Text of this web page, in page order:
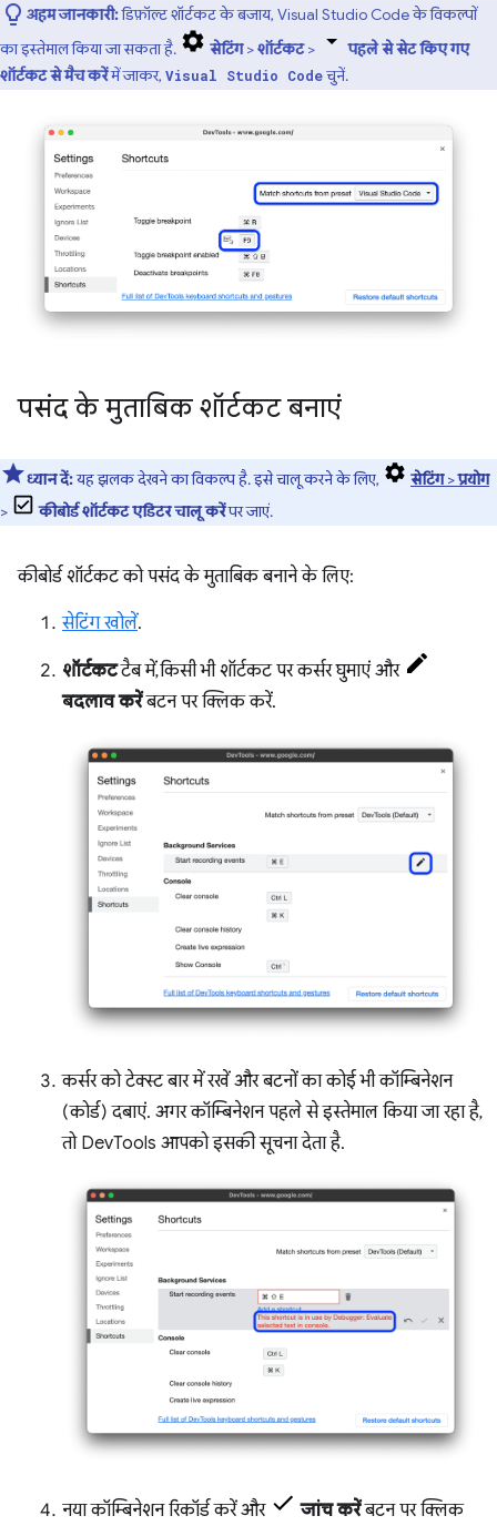
अहम जानकारी:डिफ़ॉल्ट शॉर्टकट के बजाय, Visual Studio Code के विकल्पों
का इस्तेमाल किया जा सकता है.
सेटिंग>शॉर्टकट>
पहले से सेट किए गए
शॉर्टकट से मैच करेंमें जाकर, Visual Studio Codeचुनें.
पसंद के मुताबिक शॉर्टकट बनाएं
ध्यान दें:यह झलक देखने का विकल्प है. इसे चालू करने के लिए, सेटिंग>प्रयोग
>
कीबोर्ड शॉर्टकट एडिटर चालू करेंपर जाएं.
कीबोर्ड शॉर्टकट को पसंद के मुताबिक बनाने के लिए:
सेटिंग खोलें.
शॉर्टकटटैब में, किसी भी शॉर्टकट पर कर्सर घुमाएं और
बदलाव करेंबटन पर क्लिक करें.
कर्सर को टेक्स्ट बार में रखें और बटनों का कोई भी कॉम्बिनेशन
(कोर्ड) दबाएं. अगर कॉम्बिनेशन पहले से इस्तेमाल किया जा रहा है,
तो DevTools आपको इसकी सूचना देता है.
नया कॉम्बिनेशन रिकॉर्ड करें और जांच करेंबटन पर क्लिक